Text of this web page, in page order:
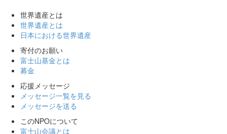
世界遺産とは
世界遺産とは
日本における世界遺産
寄付のお願い
富士山基金とは
募金
応援メッセージ
メッセージ一覧を見る
メッセージを送る
このNPOについて
富士山会議とは